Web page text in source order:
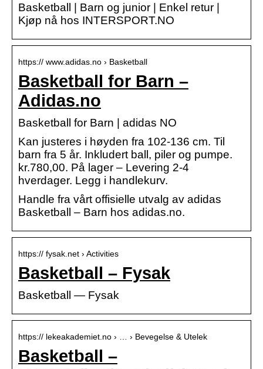
Basketball | Barn og junior | Enkel retur |
Kjøp nå hos INTERSPORT.NO
https:// www.adidas.no › Basketball
Basketball for Barn –
Adidas.no
Basketball for Barn | adidas NO
Kan justeres i høyden fra 102-136 cm. Til
barn fra 5 år. Inkludert ball, piler og pumpe.
kr.780,00. På lager – Levering 2-4
hverdager. Legg i handlekurv.
Handle fra vårt offisielle utvalg av adidas
Basketball – Barn hos adidas.no.
https:// fysak.net › Activities
Basketball – Fysak
Basketball — Fysak
https:// lekeakademiet.no › … › Bevegelse & Utelek
Basketball –